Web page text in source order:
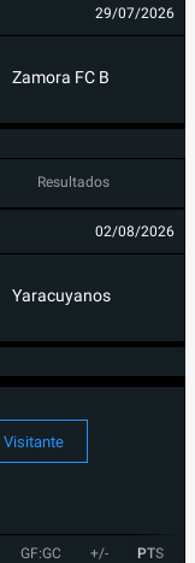
29/07/2026
Zamora FC B
Resultados
02/08/2026
Yaracuyanos
Visitante
GF:GC +/- PTS